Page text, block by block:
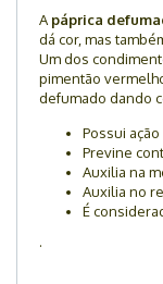
A páprica
dá cor, mas
Um dos
pimentão
defumado dando
Possui
Previne
Auxilia na
Auxilia no
É
.